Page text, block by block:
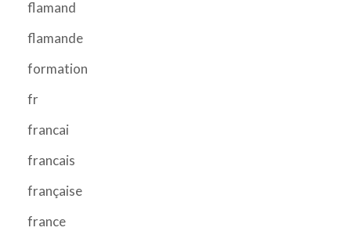
flamand
flamande
formation
fr
francai
francais
française
france